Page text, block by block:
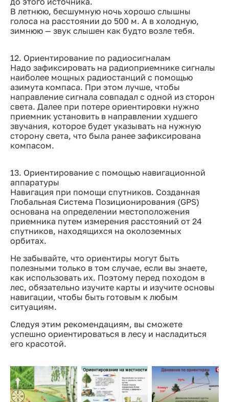
В летнюю, бесшумную ночь хорошо слышны
голоса на расстоянии до 500 м. А в холодную,
зимнюю — звук слышен как будто возле тебя.
12. Ориентирование по радиосигналам
Надо зафиксировать на радиоприемнике сигналы
наиболее мощных радиостанций с помощью
азимута компаса. При этом лучше, чтобы
направление сигнала совпадал с одной из сторон
света. Далее при потере ориентировки нужно
приемник установить в направлении худшего
звучания, которое будет указывать на нужную
сторону света, что была ранее зафиксирована
компасом.
13. Ориентирование с помощью навигационной
аппаратуры
Навигация при помощи спутников. Созданная
Глобальная Система Позиционирования (GPS)
основана на определении местоположения
приемника путем измерения расстояний от 24
спутников, находящихся на околоземных
орбитах.
Не забывайте, что ориентиры могут быть
полезными только в том случае, если вы знаете,
как использовать их. Поэтому перед походом в
лес, обязательно изучите карты и изучите основы
навигации, чтобы быть готовым к любым
ситуациям.
Следуя этим рекомендациям, вы сможете
успешно ориентироваться в лесу и насладиться
его красотой.